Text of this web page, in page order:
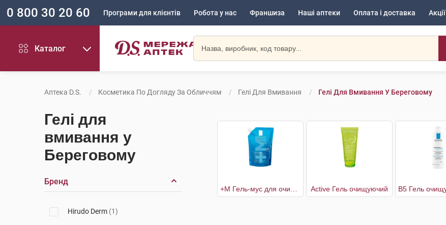
0 800 30 20 60 Програми для клієнтів Робота у нас Франшиза Наші аптеки Оплата і доставка Акції
Каталог
Аптека D.S. Косметика По Догляду За Обличчям Гелі Для Вмивання Гелі Для Вмивання У Береговому
Гелі для
вмивання у
Береговому
Бренд
Hirudo Derm (1)
Active Гель очищуючий